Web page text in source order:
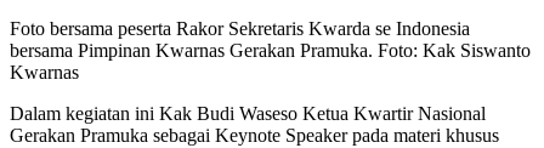
Foto bersama peserta Rakor Sekretaris Kwarda se Indonesia
bersama Pimpinan Kwarnas Gerakan Pramuka. Foto: Kak Siswanto
Kwarnas
Dalam kegiatan ini Kak Budi Waseso Ketua Kwartir Nasional
Gerakan Pramuka sebagai Keynote Speaker pada materi khusus